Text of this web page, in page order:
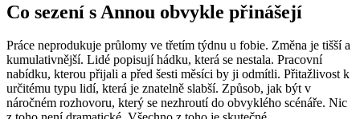
Co sezení s Annou obvykle přinášejí
Práce neprodukuje průlomy ve třetím týdnu u fobie. Změna je tišší a
kumulativnější. Lidé popisují hádku, která se nestala. Pracovní
nabídku, kterou přijali a před šesti měsíci by ji odmítli. Přitažlivost k
určitému typu lidí, která je znatelně slabší. Způsob, jak být v
náročném rozhovoru, který se nezhroutí do obvyklého scénáře. Nic